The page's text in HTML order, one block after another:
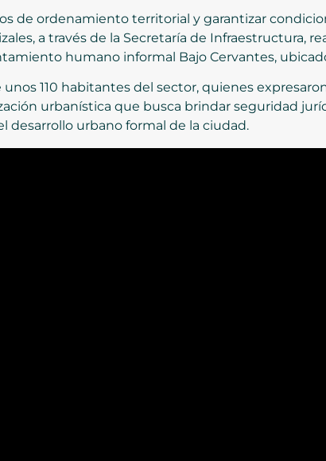
de ordenamiento territorial y garantizar
a través de la Secretaría de Infraestructura,
humano informal Bajo Cervantes,
110 habitantes del sector, quienes
urbanística que busca brindar seguridad
urbano formal de la ciudad.